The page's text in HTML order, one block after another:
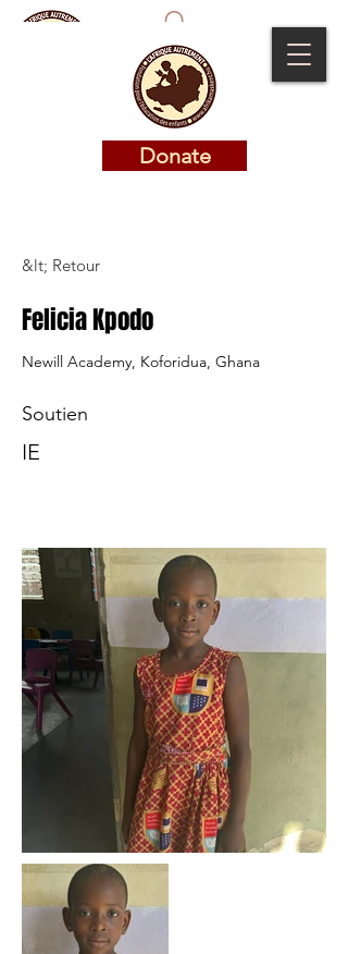
Donate
Donate
&lt; Retour
Felicia Kpodo
Newill Academy, Koforidua, Ghana
Soutien
IE